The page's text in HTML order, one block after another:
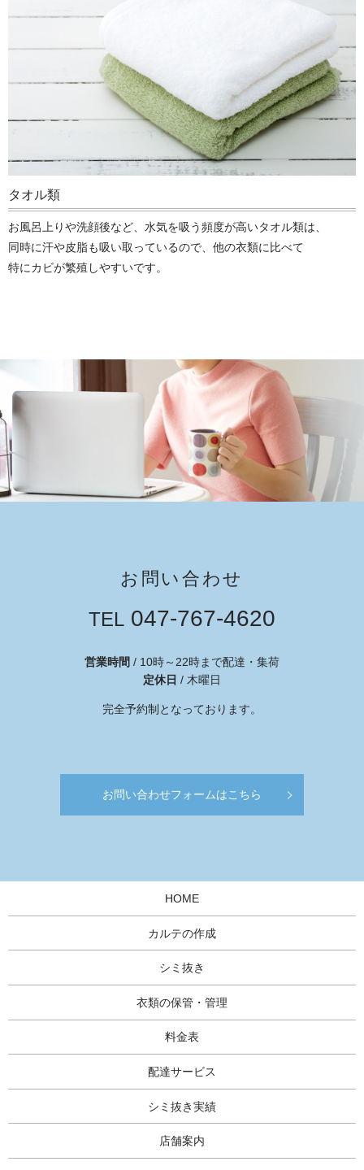
タオル類
お風呂上りや洗顔後など、水気を吸う頻度が高いタオル類は、
同時に汗や皮脂も吸い取っているので、他の衣類に比べて
特にカビが繁殖しやすいです。
お問い合わせ
TEL 047-767-4620
営業時間 / 10時～22時まで配達・集荷
定休日 / 木曜日
完全予約制となっております。
お問い合わせフォームはこちら
HOME
カルテの作成
シミ抜き
衣類の保管・管理
料金表
配達サービス
シミ抜き実績
店舗案内